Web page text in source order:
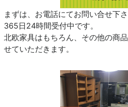
まずは、お電話にてお問い合せ下さ
365日24時間受付中です。
北欧家具はもちろん、その他の商
せていただきます。